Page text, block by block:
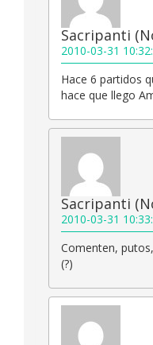
Sacripanti
2010-03-31
Hace 6 partidos
hace que llego
Sacripanti
2010-03-31
Comenten,
(?)